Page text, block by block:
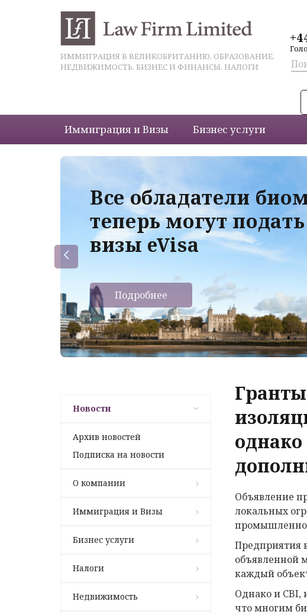
ИММИГРАЦИЯ В ВЕЛИКОБРИТАНИЮ, ОБРАЗОВАНИЕ,
НЕДВИЖИМОСТЬ, БИЗНЕС И ФИНАНСЫ, НАЛОГИ
Иммиграция и Визы Бизнес услуги
Все обладатели
теперь могут
визы eVisa
Подробнее
Новости
Архив новостей
Подписка на новости
О компании
Иммиграция и Визы
Бизнес услуги
Налоги
Недвижимость
Объявление
локальных
Предприятия
объявленной
каждый
Однако и CBI,
что многим